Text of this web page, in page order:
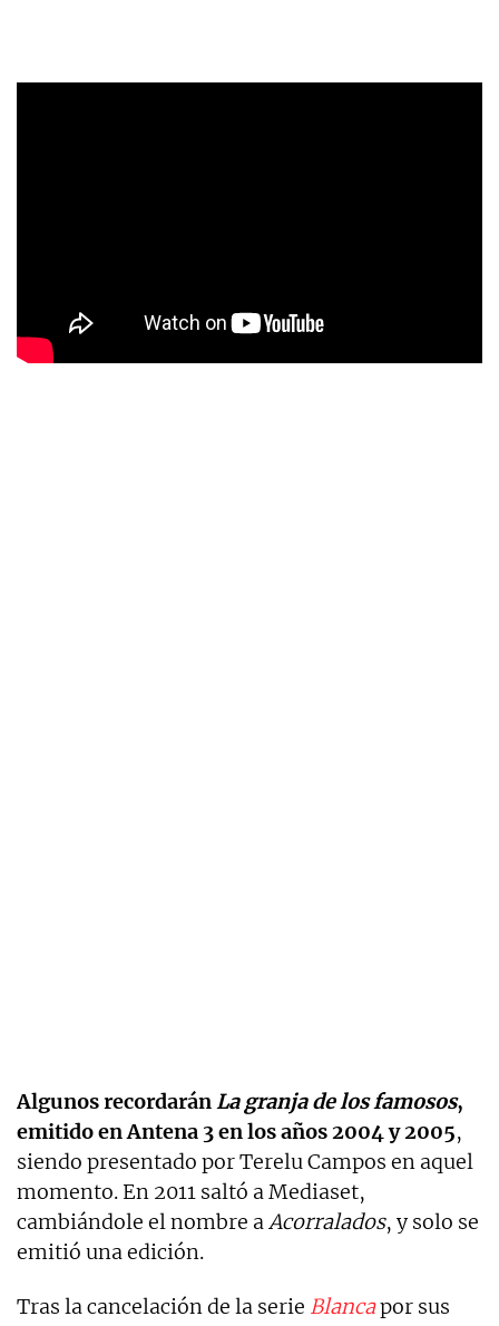
Algunos recordaránLa granja de los famosos,
emitido en Antena 3 en los años 2004 y 2005,
siendo presentado por Terelu Campos en aquel
momento. En 2011 saltó a Mediaset,
cambiándole el nombre aAcorralados, y solo se
emitió una edición.
Tras la cancelación de la serie Blancapor sus